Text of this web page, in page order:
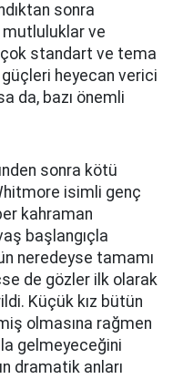
sonra
mutluluklar ve
standart ve tema
heyecan verici
da, bazı önemli
sonra kötü
isimli genç
kahraman
başlangıçla
neredeyse tamamı
de gözler ilk olarak
Küçük kız bütün
olmasına rağmen
gelmeyeceğini
dramatik anları